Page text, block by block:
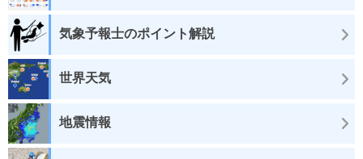
気象予報士のポイント解説
世界天気
地震情報